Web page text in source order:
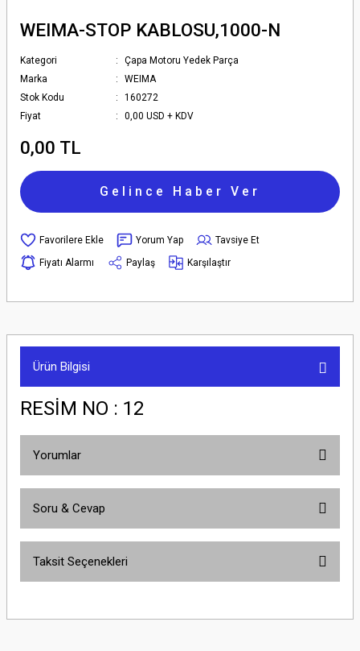
WEIMA-STOP KABLOSU,1000-N
Kategori
Çapa Motoru Yedek Parça
Marka
WEIMA
Stok Kodu
160272
Fiyat
0,00 USD + KDV
0,00 TL
Gelince Haber Ver
Yorum Yap
Tavsiye Et
Fiyatı Alarmı
Paylaş Karşılaştır
Ürün Bilgisi
RESİM NO : 12
Yorumlar
Soru & Cevap
Soru Sor
Taksit Seçenekleri